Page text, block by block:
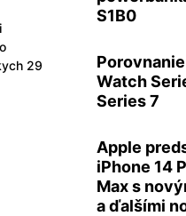
29
S1B0
Watch
Series 7
Apple
iPhone 14
Max s
a ďalšími